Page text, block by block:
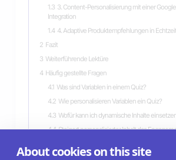
1.3 3. Content-Personalisierung mit einer
Integration
1.4 4. Adaptive Produktempfehlungen in Echtzeit
2 Fazit
3 Weiterführende Lektüre
4 Häufig gestellte Fragen
4.1 Was sind Variablen in einem Quiz?
4.2 Wie personalisieren Variablen ein Quiz?
4.3 Wofür kann ich dynamische Inhalte
4.4 Steigert personalisierter Inhalt das
About cookies on this site